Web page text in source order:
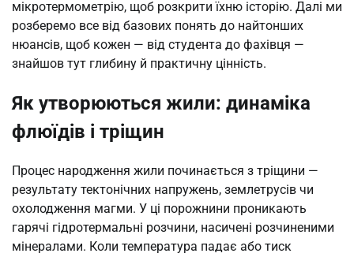
мікротермометрію, щоб розкрити їхню історію. Далі ми
розберемо все від базових понять до найтонших
нюансів, щоб кожен — від студента до фахівця —
знайшов тут глибину й практичну цінність.
Як утворюються жили: динаміка
флюїдів і тріщин
Процес народження жили починається з тріщини —
результату тектонічних напружень, землетрусів чи
охолодження магми. У ці порожнини проникають
гарячі гідротермальні розчини, насичені розчиненими
мінералами. Коли температура падає або тиск